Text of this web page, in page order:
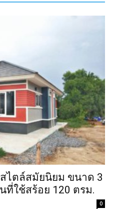
ไตล์สมัยนิยม ขนาด 3
ใช้สร้อย 120 ตรม.
0